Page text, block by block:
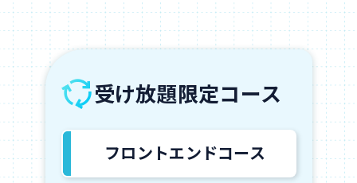
受け放題限定コース
フロントエンドコース